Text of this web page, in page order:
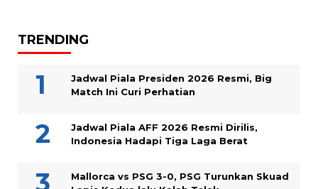
TRENDING
Jadwal Piala Presiden 2026 Resmi, Big
Match Ini Curi Perhatian
Jadwal Piala AFF 2026 Resmi Dirilis,
Indonesia Hadapi Tiga Laga Berat
Mallorca vs PSG 3-0, PSG Turunkan Skuad